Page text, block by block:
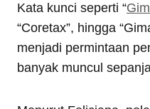
Kata kunci seperti “
“Coretax”, hingga
menjadi permintaan
banyak muncul